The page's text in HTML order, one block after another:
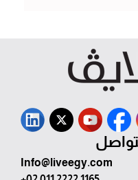
Info@liveegy.com